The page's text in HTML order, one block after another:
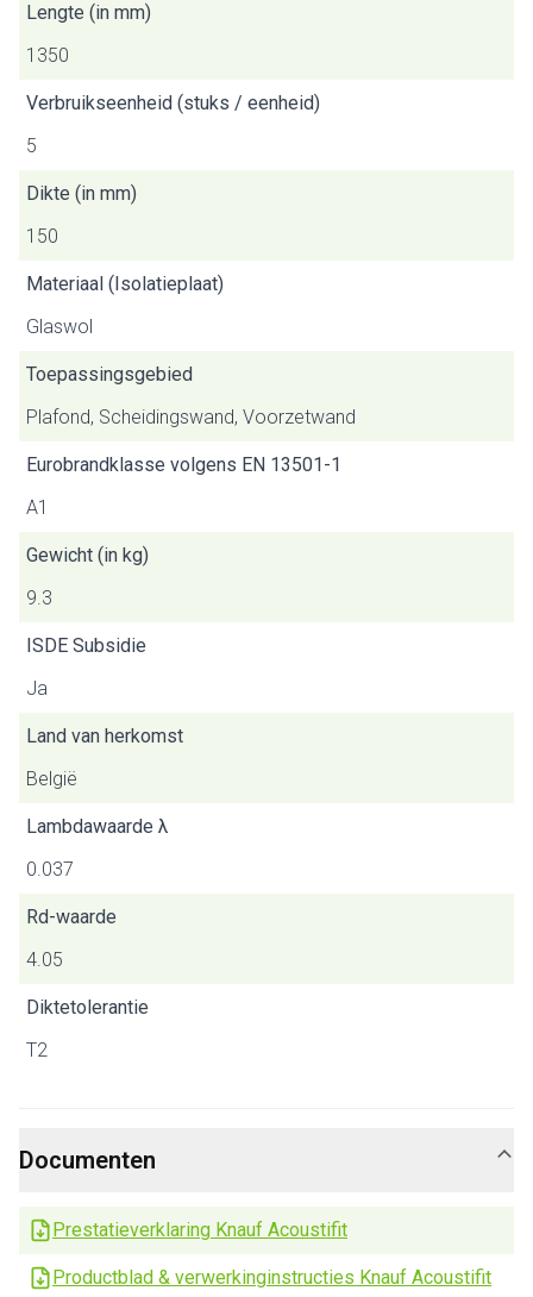
Lengte (in mm)
1350
Verbruikseenheid (stuks / eenheid)
5
Dikte (in mm)
150
Materiaal (Isolatieplaat)
Glaswol
Toepassingsgebied
Plafond, Scheidingswand, Voorzetwand
Eurobrandklasse volgens EN 13501-1
A1
Gewicht (in kg)
9.3
ISDE Subsidie
Ja
Land van herkomst
België
Lambdawaarde λ
0.037
Rd-waarde
4.05
Diktetolerantie
T2
Documenten
Prestatieverklaring Knauf Acoustifit
Productblad & verwerkinginstructies Knauf Acoustifit